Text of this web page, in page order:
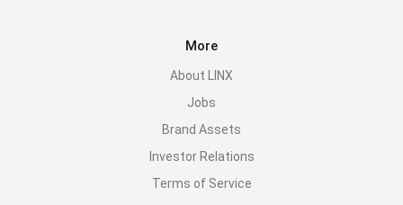
More
About LINX
Jobs
Brand Assets
Investor Relations
Terms of Service